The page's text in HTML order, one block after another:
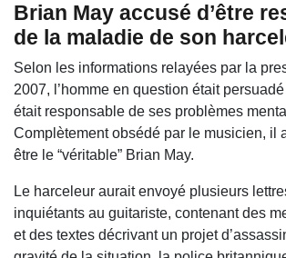
Brian May accusé d’être
de la maladie de son
Selon les informations relayées par la
2007, l’homme en question était
était responsable de ses problèmes
Complètement obsédé par le musicien, il
être le “véritable” Brian May.
Le harceleur aurait envoyé plusieurs
inquiétants au guitariste, contenant des
et des textes décrivant un projet